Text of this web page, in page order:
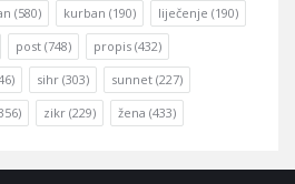
(580) kurban (190) liječenje (190)
post (748) propis (432)
sihr (303) sunnet (227)
zikr (229) žena (433)